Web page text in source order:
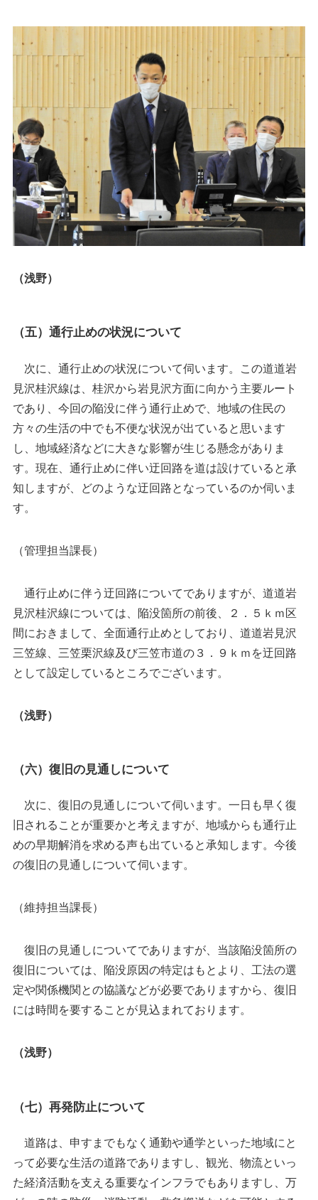
（浅野）
（五）通行止めの状況について
次に、通行止めの状況について伺います。この道道岩
見沢桂沢線は、桂沢から岩見沢方面に向かう主要ルート
であり、今回の陥没に伴う通行止めで、地域の住民の
方々の生活の中でも不便な状況が出ていると思います
し、地域経済などに大きな影響が生じる懸念がありま
す。現在、通行止めに伴い迂回路を道は設けていると承
知しますが、どのような迂回路となっているのか伺いま
す。
（管理担当課長）
通行止めに伴う迂回路についてでありますが、道道岩
見沢桂沢線については、陥没箇所の前後、２．５ｋｍ区
間におきまして、全面通行止めとしており、道道岩見沢
三笠線、三笠栗沢線及び三笠市道の３．９ｋｍを迂回路
として設定しているところでございます。
（浅野）
（六）復旧の見通しについて
次に、復旧の見通しについて伺います。一日も早く復
旧されることが重要かと考えますが、地域からも通行止
めの早期解消を求める声も出ていると承知します。今後
の復旧の見通しについて伺います。
（維持担当課長）
復旧の見通しについてでありますが、当該陥没箇所の
復旧については、陥没原因の特定はもとより、工法の選
定や関係機関との協議などが必要でありますから、復旧
には時間を要することが見込まれております。
（浅野）
（七）再発防止について
道路は、申すまでもなく通勤や通学といった地域にと
って必要な生活の道路でありますし、観光、物流といっ
た経済活動を支える重要なインフラでもありますし、万